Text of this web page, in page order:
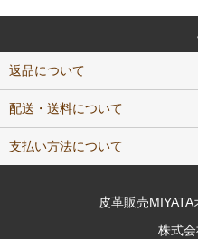
返品について
配送・送料について
支払い方法について
皮革販売
株式